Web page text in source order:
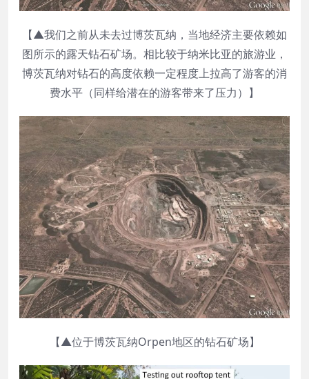
【▲我们之前从未去过博茨瓦纳，当地经济主要依赖如
图所示的露天钻石矿场。相比较于纳米比亚的旅游业，
博茨瓦纳对钻石的高度依赖一定程度上拉高了游客的消
费水平（同样给潜在的游客带来了压力）】
【▲位于博茨瓦纳Orpen地区的钻石矿场】